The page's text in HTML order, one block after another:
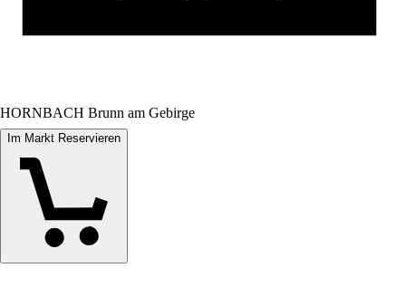
HORNBACH Brunn am Gebirge
Im Markt Reservieren